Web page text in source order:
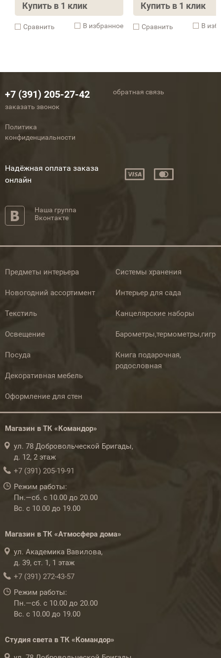
Купить в 1 клик
Cравнить В избранное
Купить в 1 клик
Cравнить В
+7 (391) 205-27-42
заказать звонок
обратная связь
Политика
конфиденциальности
Надёжная оплата заказа
онлайн
Наша группа
Вконтакте
Предметы интерьера
Новогодний ассортимент
Текстиль
Освещение
Посуда
Декоративная мебель
Оформление для стен
Системы хранения
Интерьер для сада
Канцелярские наборы
Книга подарочная,
родословная
Магазин в ТК «Командор»
ул. 78 Добровольческой Бригады,
д. 12, 2 этаж
+7 (391) 205-19-91
Режим работы:
Пн.—сб. с 10.00 до 20.00
Вс. с 10.00 до 19.00
Магазин в ТК «Атмосфера дома»
ул. Академика Вавилова,
д. 39, ст. 1, 1 этаж
+7 (391) 272-43-57
Режим работы:
Пн.—сб. с 10.00 до 20.00
Вс. с 10.00 до 19.00
Студия света в ТК «Командор»